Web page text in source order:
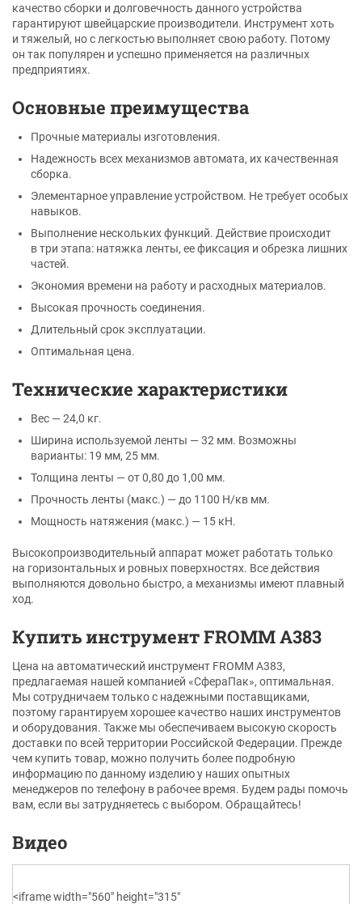
качество сборки и долговечность данного устройства
гарантируют швейцарские производители. Инструмент хоть
и тяжелый, но с легкостью выполняет свою работу. Потому
он так популярен и успешно применяется на различных
предприятиях.
Основные преимущества
Прочные материалы изготовления.
Надежность всех механизмов автомата, их качественная
сборка.
Элементарное управление устройством. Не требует особых
навыков.
Выполнение нескольких функций. Действие происходит
в три этапа: натяжка ленты, ее фиксация и обрезка лишних
частей.
Экономия времени на работу и расходных материалов.
Высокая прочность соединения.
Длительный срок эксплуатации.
Оптимальная цена.
Технические характеристики
Вес — 24,0 кг.
Ширина используемой ленты — 32 мм. Возможны
варианты: 19 мм, 25 мм.
Толщина ленты — от 0,80 до 1,00 мм.
Прочность ленты (макс.) — до 1100 Н/кв мм.
Мощность натяжения (макс.) — 15 кН.
Высокопроизводительный аппарат может работать только
на горизонтальных и ровных поверхностях. Все действия
выполняются довольно быстро, а механизмы имеют плавный
ход.
Купить инструмент FROMM A383
Цена на автоматический инструмент FROMM A383,
предлагаемая нашей компанией «СфераПак», оптимальная.
Мы сотрудничаем только с надежными поставщиками,
поэтому гарантируем хорошее качество наших инструментов
и оборудования. Также мы обеспечиваем высокую скорость
доставки по всей территории Российской Федерации. Прежде
чем купить товар, можно получить более подробную
информацию по данному изделию у наших опытных
менеджеров по телефону в рабочее время. Будем рады помочь
вам, если вы затрудняетесь с выбором. Обращайтесь!
Видео
<iframe width="560" height="315"